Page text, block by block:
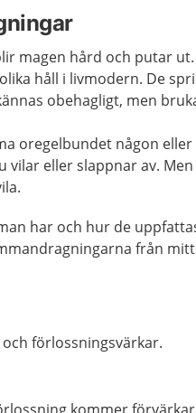
magen hård och putar ut.
håll i livmodern. De
obehagligt, men
oregelbundet någon eller
eller slappnar av.
har och hur de
från
förlossningsvärkar.
kommer